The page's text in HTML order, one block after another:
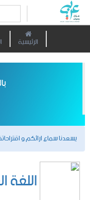
الرئيسية
يسعدنا سماع ارائكم و
اللغة